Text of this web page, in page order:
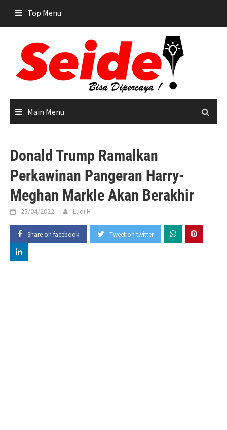
content
Top Menu
Main Menu
Donald Trump Ramalkan
Perkawinan Pangeran Harry-
Meghan Markle Akan Berakhir
25/04/2022 Ludi H
Share on facebook Tweet on twitter